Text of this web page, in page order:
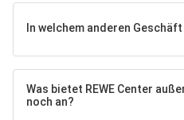
In welchem anderen
Was bietet REWE Center
noch an?